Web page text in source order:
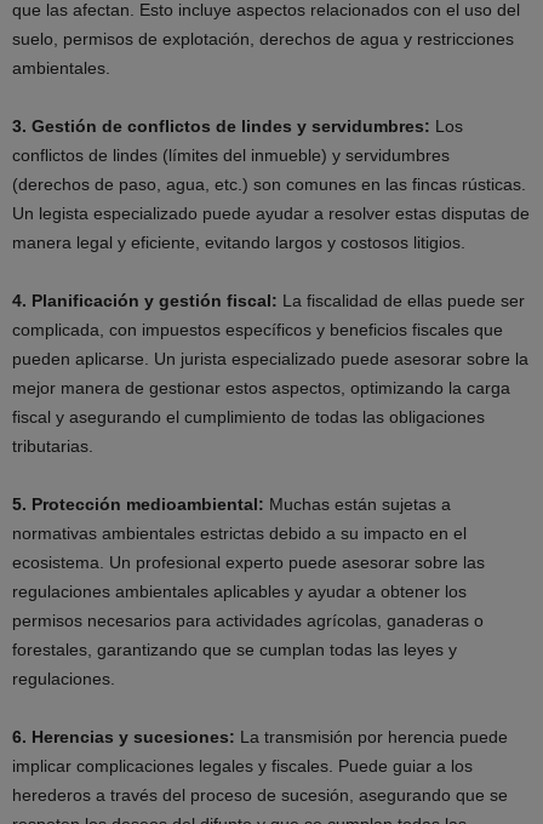
que las afectan. Esto incluye aspectos relacionados con el uso del
suelo, permisos de explotación, derechos de agua y restricciones
ambientales.
3. Gestión de conflictos de lindes y servidumbres: Los
conflictos de lindes (límites del inmueble) y servidumbres
(derechos de paso, agua, etc.) son comunes en las fincas rústicas.
Un legista especializado puede ayudar a resolver estas disputas de
manera legal y eficiente, evitando largos y costosos litigios.
4. Planificación y gestión fiscal: La fiscalidad de ellas puede ser
complicada, con impuestos específicos y beneficios fiscales que
pueden aplicarse. Un jurista especializado puede asesorar sobre la
mejor manera de gestionar estos aspectos, optimizando la carga
fiscal y asegurando el cumplimiento de todas las obligaciones
tributarias.
5. Protección medioambiental: Muchas están sujetas a
normativas ambientales estrictas debido a su impacto en el
ecosistema. Un profesional experto puede asesorar sobre las
regulaciones ambientales aplicables y ayudar a obtener los
permisos necesarios para actividades agrícolas, ganaderas o
forestales, garantizando que se cumplan todas las leyes y
regulaciones.
6. Herencias y sucesiones: La transmisión por herencia puede
implicar complicaciones legales y fiscales. Puede guiar a los
herederos a través del proceso de sucesión, asegurando que se